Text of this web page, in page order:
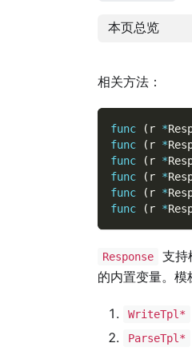
本页总览
相关方法：
func ( r *
func
( r *
func
( r *
func
( r *
func
( r *
func
( r *
Response
支持
的内置变量。模
WriteTpl*
ParseTpl*